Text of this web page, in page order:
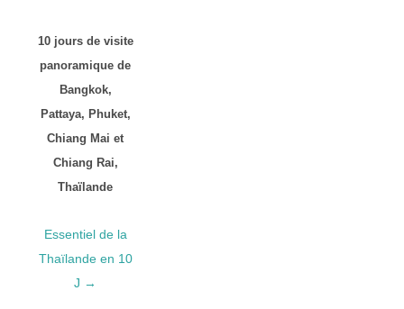
10 jours de visite
panoramique de
Bangkok,
Pattaya, Phuket,
Chiang Mai et
Chiang Rai,
Thaïlande
Essentiel de la
Thaïlande en 10
J →